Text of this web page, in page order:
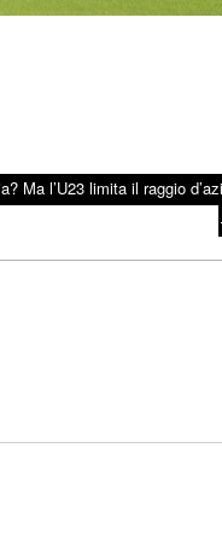
Ma l’U23 limita il raggio